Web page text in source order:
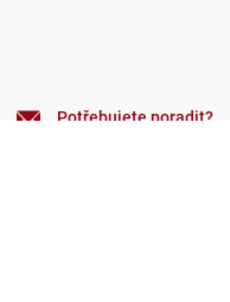
Potřebujete poradit?